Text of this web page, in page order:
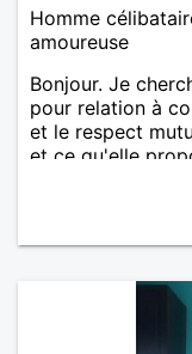
Homme
amoureuse
Bonjour. Je
pour relation à
et le respect
et ce qu'elle
bon relationnel
Ma situation
rencontrer une
avancer à deux.